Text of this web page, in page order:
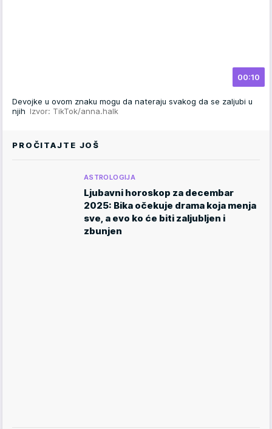
00:10
Devojke u ovom znaku mogu da nateraju svakog da se zaljubi u
njih Izvor: TikTok/anna.halk
PROČITAJTE JOŠ
ASTROLOGIJA
Ljubavni horoskop za decembar
2025: Bika očekuje drama koja menja
sve, a evo ko će biti zaljubljen i
zbunjen